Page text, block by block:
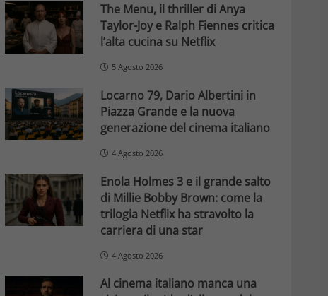
The Menu, il thriller di Anya
Taylor-Joy e Ralph Fiennes critica
l’alta cucina su Netflix
5 Agosto 2026
Locarno 79, Dario Albertini in
Piazza Grande e la nuova
generazione del cinema italiano
4 Agosto 2026
Enola Holmes 3 e il grande salto
di Millie Bobby Brown: come la
trilogia Netflix ha stravolto la
carriera di una star
4 Agosto 2026
Al cinema italiano manca una